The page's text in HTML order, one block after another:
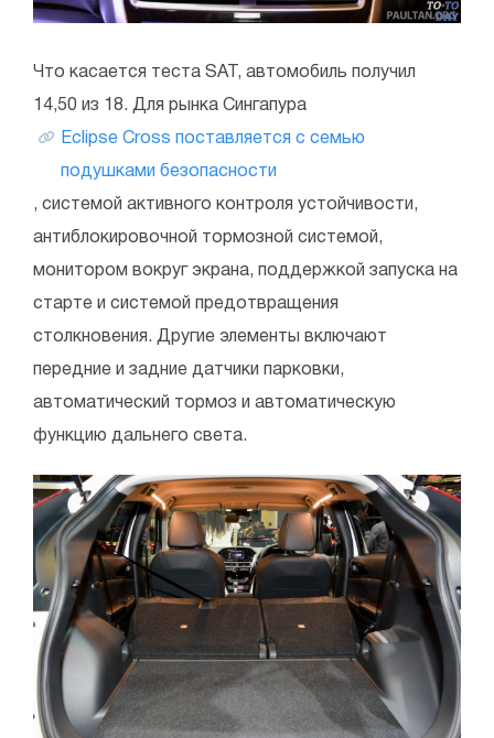
Что касается теста SAT, автомобиль получил
14,50 из 18. Для рынка Сингапура
Eclipse Cross поставляется с семью
подушками безопасности
, системой активного контроля устойчивости,
антиблокировочной тормозной системой,
монитором вокруг экрана, поддержкой запуска на
старте и системой предотвращения
столкновения. Другие элементы включают
передние и задние датчики парковки,
автоматический тормоз и автоматическую
функцию дальнего света.